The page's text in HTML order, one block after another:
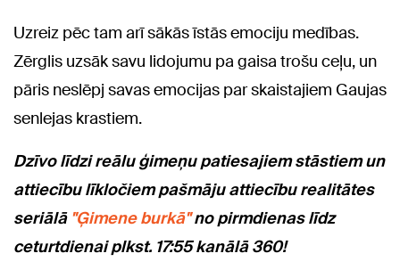
Uzreiz pēc tam arī sākās īstās emociju medības.
Zērglis uzsāk savu lidojumu pa gaisa trošu ceļu, un
pāris neslēpj savas emocijas par skaistajiem Gaujas
senlejas krastiem.
Dzīvo līdzi reālu ģimeņu patiesajiem stāstiem un
attiecību līkločiem pašmāju attiecību realitātes
seriālā "Ģimene burkā"no pirmdienas līdz
ceturtdienai plkst. 17:55 kanālā 360!